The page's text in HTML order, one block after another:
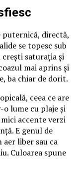
puternică, directă,
se topesc sub
crești saturația și
mai aprins și
ba chiar de dorit.
ceea ce are
lume cu plaje și
accente verzi
E genul de
liber sau ca
Culoarea spune